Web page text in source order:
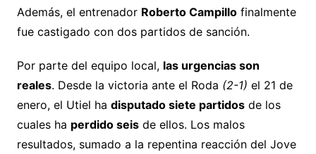
Además, el entrenador Roberto Campillofinalmente
fue castigado con dos partidos de sanción.
Por parte del equipo local, las urgencias son
reales. Desde la victoria ante el Roda (2-1) el 21 de
enero, el Utiel ha disputado siete partidosde los
cuales ha perdido seisde ellos. Los malos
resultados, sumado a la repentina reacción del Jove